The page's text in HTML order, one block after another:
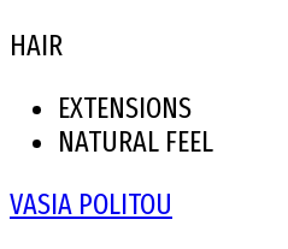
HAIR
EXTENSIONS
NATURAL FEEL
VASIA POLITOU